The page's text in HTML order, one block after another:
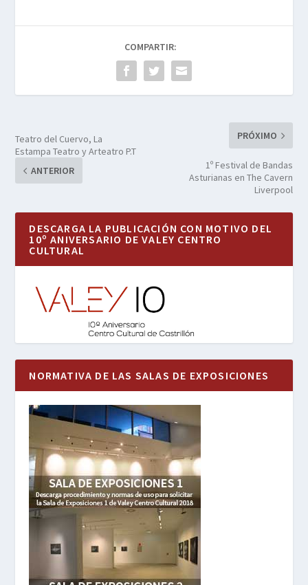
COMPARTIR:
Teatro del Cuervo, La
Estampa Teatro y Arteatro P.T
ANTERIOR
PRÓXIMO
1º Festival de Bandas
Asturianas en The Cavern
Liverpool
DESCARGA LA PUBLICACIÓN CON MOTIVO DEL
10º ANIVERSARIO DE VALEY CENTRO
CULTURAL
NORMATIVA DE LAS SALAS DE EXPOSICIONES